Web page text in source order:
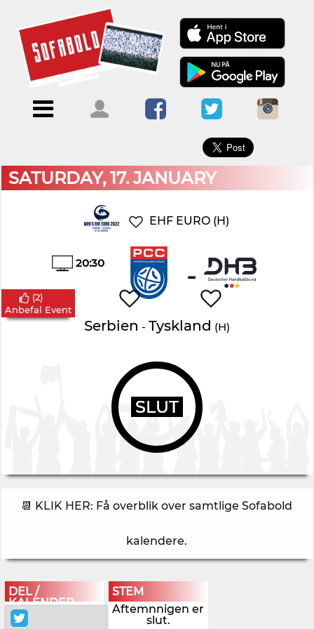
Menu
ForsideKalendere
Blogs
Om
Sofabold
Kontakt
bruger
ind
×
SATURDAY, 17. JANUARY
EHF EURO (H)
20:30 -
Serbien - Tyskland (H)
SLUT
(2)
Anbefal Event
📆 KLIK HER: Få overblik over samtlige Sofabold
kalendere.
DEL /
KALENDER
STEM
Aftemnnigen er
slut.